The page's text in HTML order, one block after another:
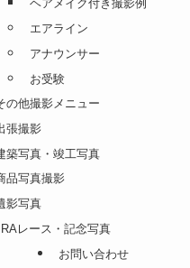
就活証明写真
学割インターン
学割プラン
ヘアメイク付き
髪型セット付
ヘアセット付き撮影例
ヘアメイク付き撮影例
エアライン
アナウンサー
お受験
その他撮影メニュー